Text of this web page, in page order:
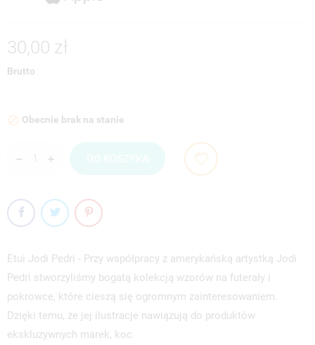
30,00 zł
Brutto
 Obecnie brak na stanie
Etui Jodi Pedri - Przy współpracy z amerykańską artystką Jodi
Pedri stworzyliśmy bogatą kolekcją wzorów na futerały i
pokrowce, które cieszą się ogromnym zainteresowaniem.
Dzięki temu, że jej ilustracje nawiązują do produktów
ekskluzywnych marek, koc